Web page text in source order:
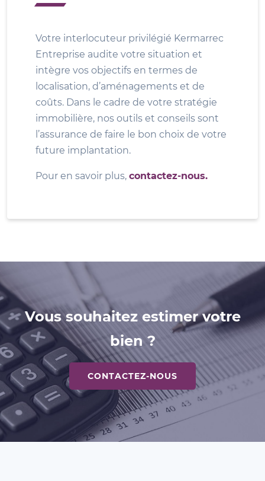
Votre interlocuteur privilégié Kermarrec
Entreprise audite votre situation et
intègre vos objectifs en termes de
localisation, d’aménagements et de
coûts. Dans le cadre de votre stratégie
immobilière, nos outils et conseils sont
l’assurance de faire le bon choix de votre
future implantation.
Pour en savoir plus, contactez-nous.
Vous souhaitez estimer votre
bien ?
CONTACTEZ-NOUS